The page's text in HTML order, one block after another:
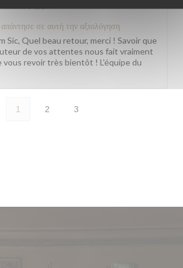
ΤΙΜΉ: 5/5
απάντησε σε αυτή την αξιολόγηση
Sic, Quel beau retour, merci ! Savoir que
de vos attentes nous fait vraiment
vous revoir très bientôt ! L'équipe du
1 2 3